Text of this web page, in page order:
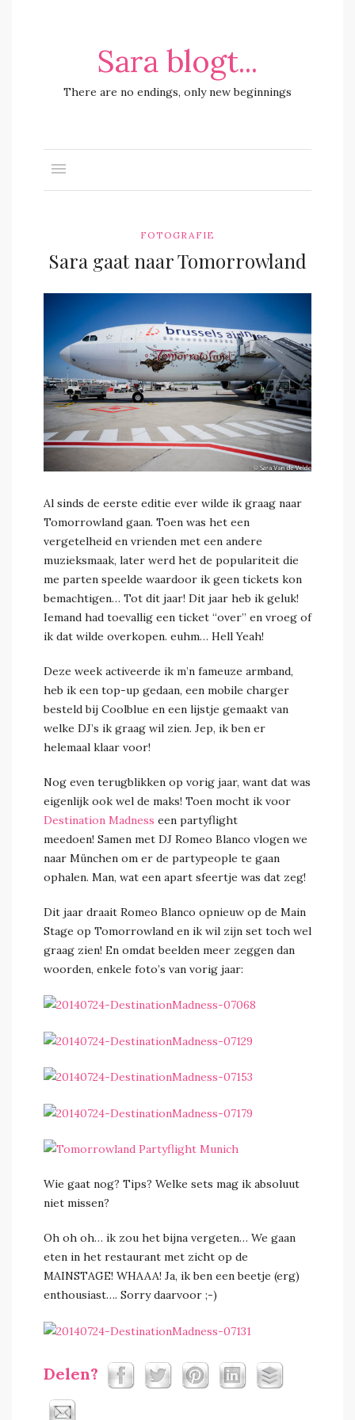
Sara blogt...
There are no endings, only new beginnings
FOTOGRAFIE
Sara gaat naar Tomorrowland
saravdv 0 Comment
Al sinds de eerste editie ever wilde ik graag naar
Tomorrowland gaan. Toen was het een
vergetelheid en vrienden met een andere
muzieksmaak, later werd het de populariteit die
me parten speelde waardoor ik geen tickets kon
bemachtigen… Tot dit jaar! Dit jaar heb ik geluk!
Iemand had toevallig een ticket “over” en vroeg of
ik dat wilde overkopen. euhm… Hell Yeah!
Deze week activeerde ik m’n fameuze armband,
heb ik een top-up gedaan, een mobile charger
besteld bij Coolblue en een lijstje gemaakt van
welke DJ’s ik graag wil zien. Jep, ik ben er
helemaal klaar voor!
Nog even terugblikken op vorig jaar, want dat was
eigenlijk ook wel de maks! Toen mocht ik voor
Destination Madness een partyflight
meedoen! Samen met DJ Romeo Blanco vlogen we
naar München om er de partypeople te gaan
ophalen. Man, wat een apart sfeertje was dat zeg!
Dit jaar draait Romeo Blanco opnieuw op de Main
Stage op Tomorrowland en ik wil zijn set toch wel
graag zien! En omdat beelden meer zeggen dan
woorden, enkele foto’s van vorig jaar:
Wie gaat nog? Tips? Welke sets mag ik absoluut
niet missen?
Oh oh oh… ik zou het bijna vergeten… We gaan
eten in het restaurant met zicht op de
MAINSTAGE! WHAAA! Ja, ik ben een beetje (erg)
enthousiast…. Sorry daarvoor ;-)
Delen?